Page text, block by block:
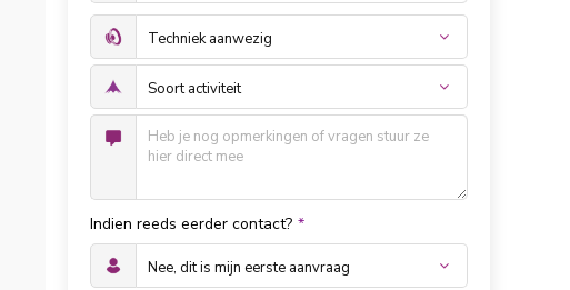
Indien reeds eerder contact? *